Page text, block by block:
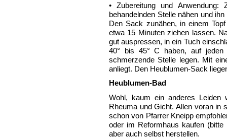
• Zubereitung und
behandelnden Stelle nähen und
Den Sack zunähen, in einem
etwa 15 Minuten ziehen lassen.
gut auspressen, in ein Tuch
40° bis 45° С haben, auf
schmerzende Stelle legen. Mit
anliegt. Den Heublumen-Sack
Heublumen-Bad
Wohl, kaum ein anderes Leiden
Rheuma und Gicht. Allen voran in
schon von Pfarrer Kneipp
oder im Reformhaus kaufen
aber auch selbst herstellen.